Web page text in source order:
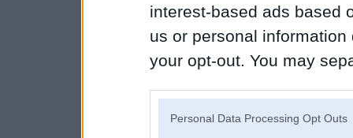
interest-based ads based
us or personal
your opt-out. You may
Personal Data Processing Opt Outs